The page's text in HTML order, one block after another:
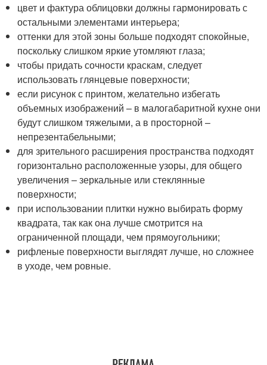
цвет и фактура облицовки должны гармонировать с
остальными элементами интерьера;
оттенки для этой зоны больше подходят спокойные,
поскольку слишком яркие утомляют глаза;
чтобы придать сочности краскам, следует
использовать глянцевые поверхности;
если рисунок с принтом, желательно избегать
объемных изображений – в малогабаритной кухне они
будут слишком тяжелыми, а в просторной –
непрезентабельными;
для зрительного расширения пространства подходят
горизонтально расположенные узоры, для общего
увеличения – зеркальные или стеклянные
поверхности;
при использовании плитки нужно выбирать форму
квадрата, так как она лучше смотрится на
ограниченной площади, чем прямоугольники;
рифленые поверхности выглядят лучше, но сложнее
в уходе, чем ровные.